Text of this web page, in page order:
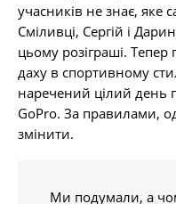
учасників не знає, яке
Сміливці, Сергій і
цьому розіграші. Тепер
даху в спортивному
наречений цілий день
GoPro. За правилами,
змінити.
Ми подумали, а